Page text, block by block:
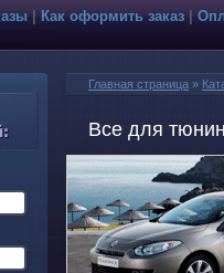
|Как оформить заказ
Главная страница »
Все для